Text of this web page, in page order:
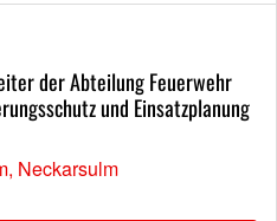
der Abteilung Feuerwehr
und Einsatzplanung
Neckarsulm